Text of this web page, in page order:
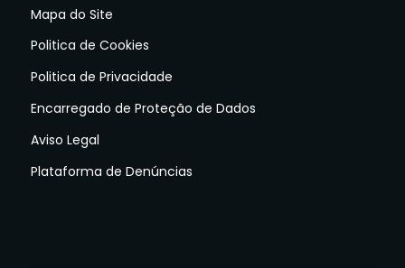
Mapa do Site
Politica de Cookies
Politica de Privacidade
Encarregado de Proteção de Dados
Aviso Legal
Plataforma de Denúncias